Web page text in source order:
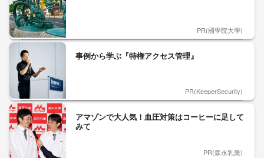
PR(國學院大學)
事例から学ぶ『特権アクセス管理』
PR(KeeperSecurity)
アマゾンで大人気！血圧対策はコーヒーに足して
みて
PR(森永乳業)